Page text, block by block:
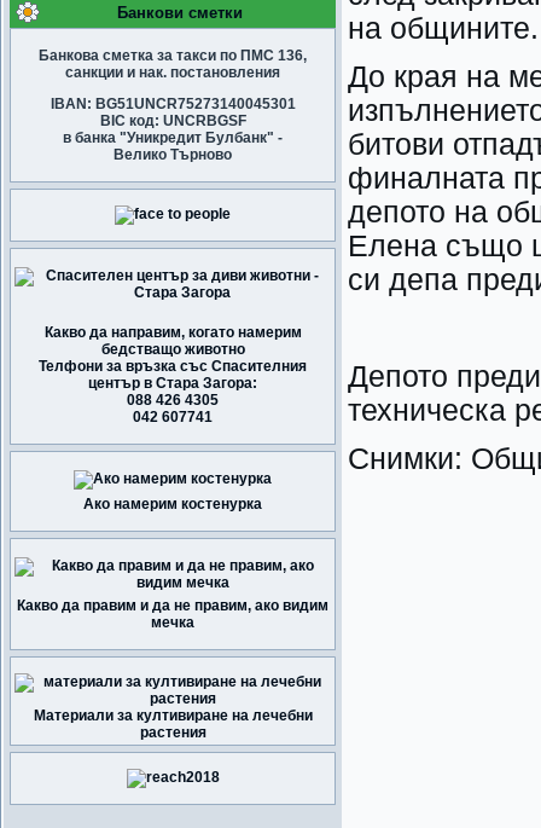
Банкови сметки
Банкова сметка за такси по ПМС 136,
санкции и нак. постановления
IBAN: BG51UNCR75273140045301
BIC код: UNCRBGSF
в банка "Уникредит Булбанк" -
Велико Търново
Какво да направим, когато намерим
бедстващо животно
Телфони за връзка със Спасителния
център в Стара Загора:
088 426 4305
042 607741
Ако намерим костенурка
Какво да правим и да не правим, ако видим
мечка
Материали за култивиране на лечебни
растения
на общините.
До края на
битови
финалната
депото на
Елена също
си депа
Депото
техническа
Снимки: